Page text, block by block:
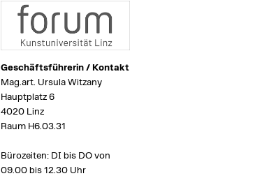
Geschäftsführerin / Kontakt
Mag.art. Ursula Witzany
Hauptplatz 6
4020 Linz
Raum H6.03.31
Bürozeiten: DI bis DO von
09.00 bis 12.30 Uhr